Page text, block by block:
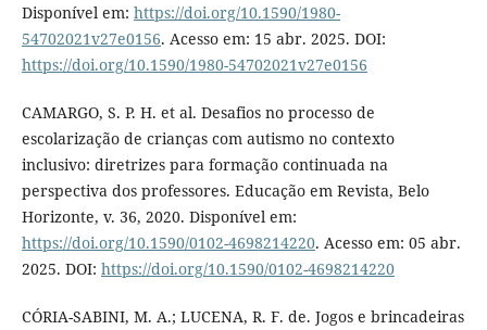
Disponível em: https://doi.org/10.1590/1980-
54702021v27e0156. Acesso em: 15 abr. 2025. DOI:
https://doi.org/10.1590/1980-54702021v27e0156
CAMARGO, S. P. H. et al. Desafios no processo de
escolarização de crianças com autismo no contexto
inclusivo: diretrizes para formação continuada na
perspectiva dos professores. Educação em Revista, Belo
Horizonte, v. 36, 2020. Disponível em:
https://doi.org/10.1590/0102-4698214220. Acesso em: 05 abr.
2025. DOI: https://doi.org/10.1590/0102-4698214220
CÓRIA-SABINI, M. A.; LUCENA, R. F. de. Jogos e brincadeiras